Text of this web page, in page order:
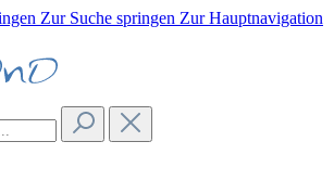
Zur Suche springen Zur Hauptnavigation